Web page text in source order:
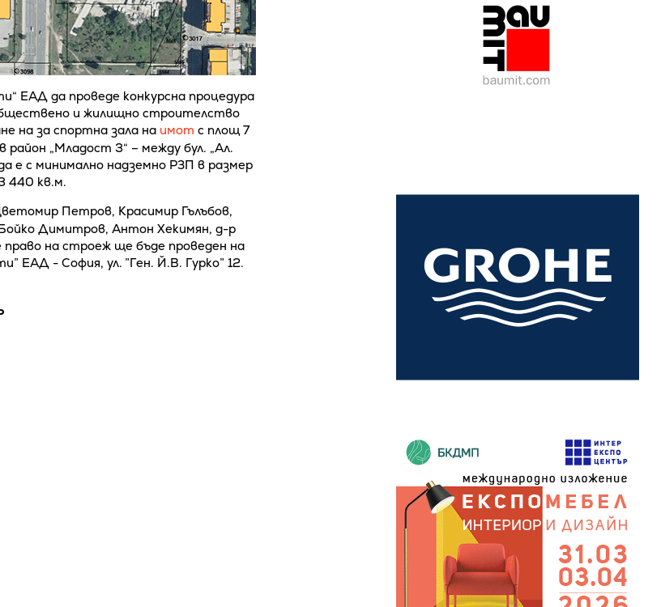
ЕАД да проведе конкурсна процедура
и жилищно строителство
на за спортна зала на имот с площ 7
„Младост 3“ – между бул. „Ал.
е с минимално надземно РЗП в размер
440 кв.м.
Петров, Красимир Гълъбов,
Димитров, Антон Хекимян, д-р
право на строеж ще бъде проведен на
ЕАД - София, ул. ”Ген. Й.В. Гурко” 12.